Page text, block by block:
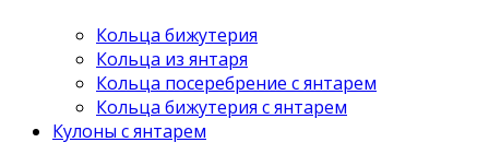
Кольца бижутерия
Кольца из янтаря
Кольца посеребрение с янтарем
Кольца бижутерия с янтарем
Кулоны с янтарем